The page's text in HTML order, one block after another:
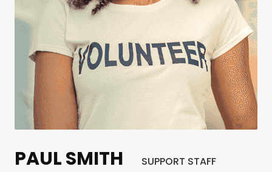
PAUL SMITH SUPPORT STAFF